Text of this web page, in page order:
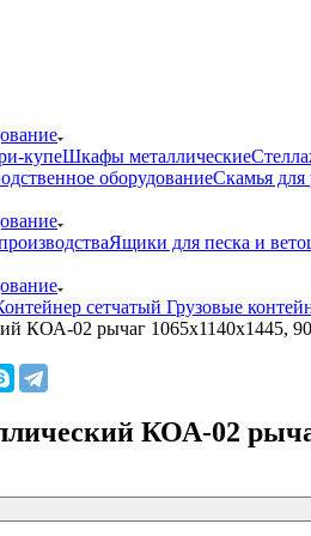
купеШкафы металлические
оборудованиеСкамья для
Ящики для песка и
сетчатый Грузовые
КОА-02 рычаг 1065x1140x1445,
КОА-02